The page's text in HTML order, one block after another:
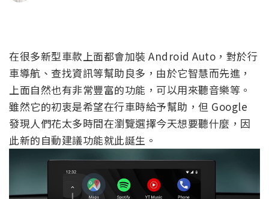
在很多新型車款上面都會加裝 Android Auto，對於行
車導航、查找資訊等幫助良多，由於它智慧而先進，
上面自然也有非常豐富的功能，可以用來聽音樂等。
雖然它的初衷是希望在行車時給予幫助，但 Google
發現人們花太多時間在瀏覽選擇今天想要聽什麼，因
此新的自動建議功能就此誕生。